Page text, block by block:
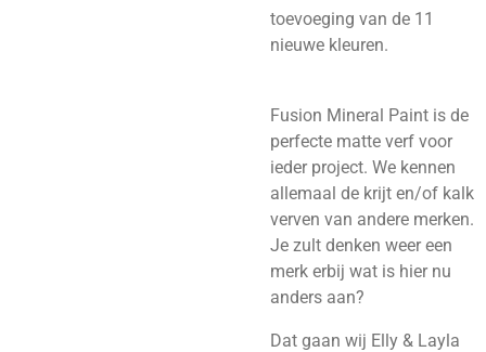
toevoeging van de 11
nieuwe kleuren.
Fusion Mineral Paint is de
perfecte matte verf voor
ieder project. We kennen
allemaal de krijt en/of kalk
verven van andere merken.
Je zult denken weer een
merk erbij wat is hier nu
anders aan?
Dat gaan wij Elly & Layla